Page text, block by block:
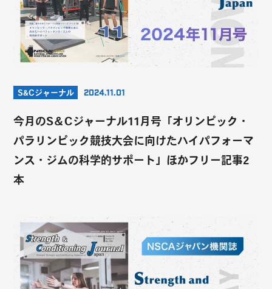
S&Cジャーナル 2024.11.01
今月のS＆Cジャーナル11月号「オリンピック・
パラリンピック競技大会に向けたハイパフォーマ
ンス・ジムの科学的サポート」ほかフリー記事2
本